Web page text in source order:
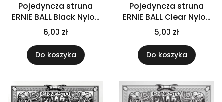
Pojedyncza struna
ERNIE BALL Black Nylon
G3
6,00 zł
Do koszyka
Pojedyncza struna
ERNIE BALL Clear Nylon
B2
5,00 zł
Do koszyka